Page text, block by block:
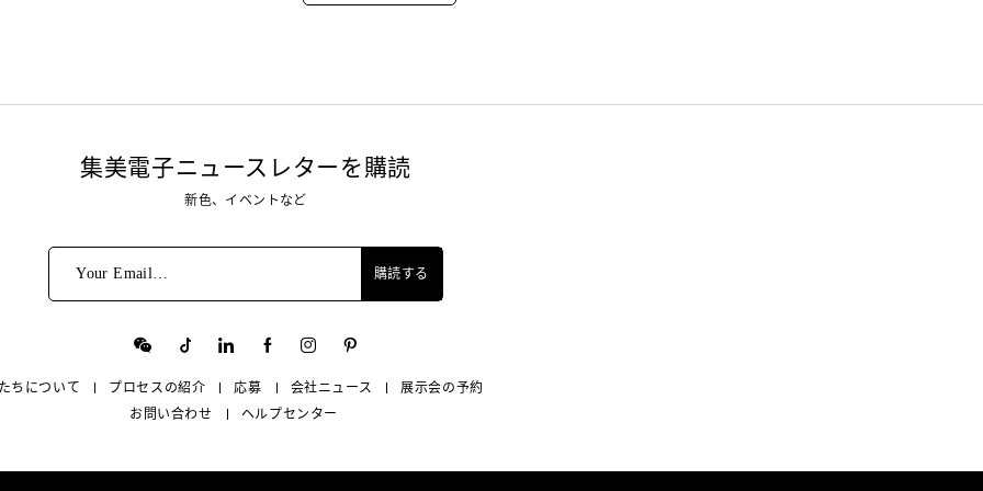
集美電子ニュースレターを購読
新色、イベントなど
Your Email… 購読する
ちについて プロセスの紹介 応募 会社ニュース
展示会の予約
お問い合わせ
ヘルプセンター